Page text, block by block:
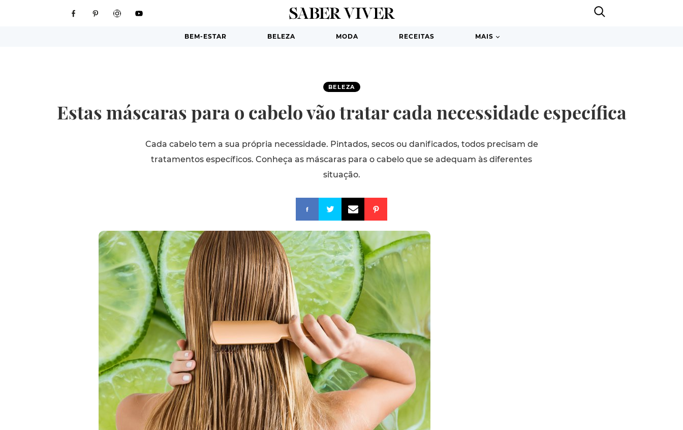
BEM-ESTAR BELEZA MODA RECEITAS MAIS
BELEZA
Estas máscaras para o cabelo vão tratar cada necessidade específica
Cada cabelo tem a sua própria necessidade. Pintados, secos ou danificados, todos precisam de
tratamentos específicos. Conheça as máscaras para o cabelo que se adequam às diferentes
situação.